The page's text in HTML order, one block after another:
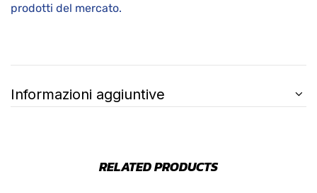
prodotti del mercato.
Informazioni aggiuntive
RELATED PRODUCTS